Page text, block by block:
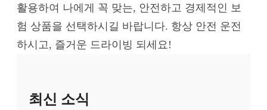
활용하여 나에게 꼭 맞는, 안전하고 경제적인 보
험 상품을 선택하시길 바랍니다. 항상 안전 운전
하시고, 즐거운 드라이빙 되세요!
최신 소식